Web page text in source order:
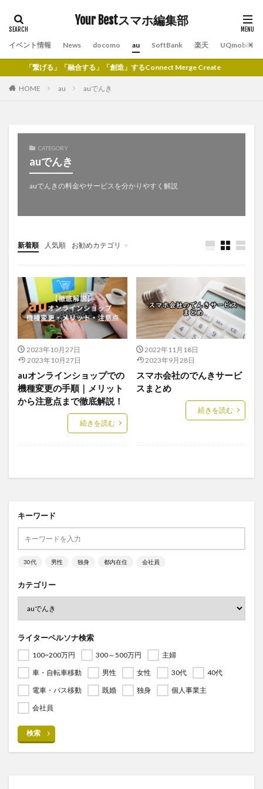
Your Bestスマホ編集部
イベント情報 News docomo au SoftBank 楽天 UQmobile
「繋げる」「融合する」「創造」するConnect Merge Create
HOME au auでんき
CATEGORY
auでんき
auでんきの料金やサービスを分かりやすく解説
新着順 人気順 お勧めカテゴリ
未分類
2023年10月27日
2023年10月27日
auオンラインショップでの
機種変更の手順｜メリット
から注意点まで徹底解説！
続きを読む
2022年11月18日
2023年9月28日
スマホ会社のでんきサービ
スまとめ
続きを読む
キーワード
30代 男性 独身 都内在住 会社員
カテゴリー
ライターペルソナ検索
100~200万円 300～500万円
主婦
車・自転車移動
男性 女性 30代
40代
電車・バス移動
既婚 独身
個人事業主
会社員
検索